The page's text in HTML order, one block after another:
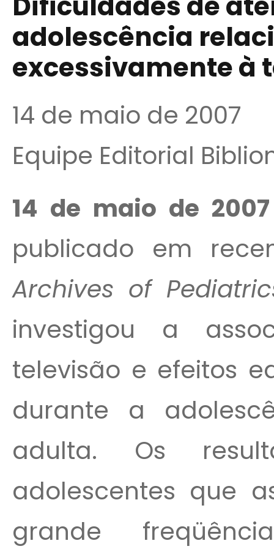
adolescência
excessivamente à
14 de maio de 2007
Equipe Editorial
14 de maio de
publicado em
Archives of
investigou a
televisão e efeitos
durante a
adulta. Os
adolescentes que
grande